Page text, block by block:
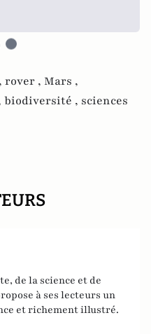
rover , Mars ,
biodiversité , sciences
de la science et de
à ses lecteurs un
et richement illustré.